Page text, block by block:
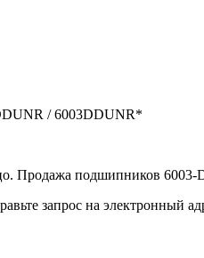
/ 6003DDUNR*
Продажа подшипников 6003-
запрос на электронный